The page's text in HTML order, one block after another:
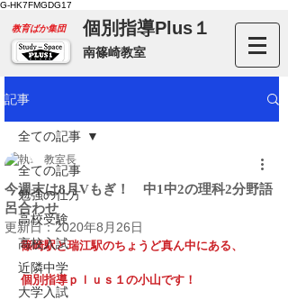
G-HK7FMGDG17
​教育ばか集団 個別指導Plus１
南篠崎教室
記事
全ての記事
勉強の仕方
高校受験
高校入試
近隣中学
大学入試
全ての記事
今週末は8月Vもぎ！ 中1中2の理科2分野語
呂合わせ
教室長
更新日：2020年8月26日
篠崎駅と瑞江駅のちょうど真ん中にある、
個別指導ｐｌｕｓ１の小山です！